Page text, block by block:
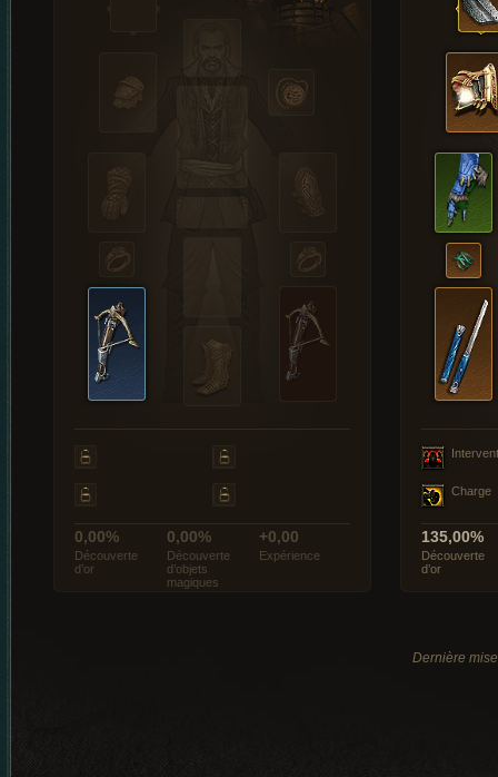
0,00%
Découverte
d’or
0,00%
Découverte
d’objets
magiques
+0,00
Expérience
Charge
135,00%
Découverte
d’or
Dernière